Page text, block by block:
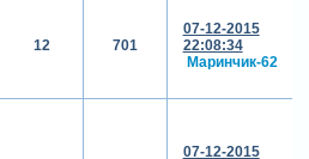
12 701
07-12-2015
22:08:34
Маринчик-62
07-12-2015